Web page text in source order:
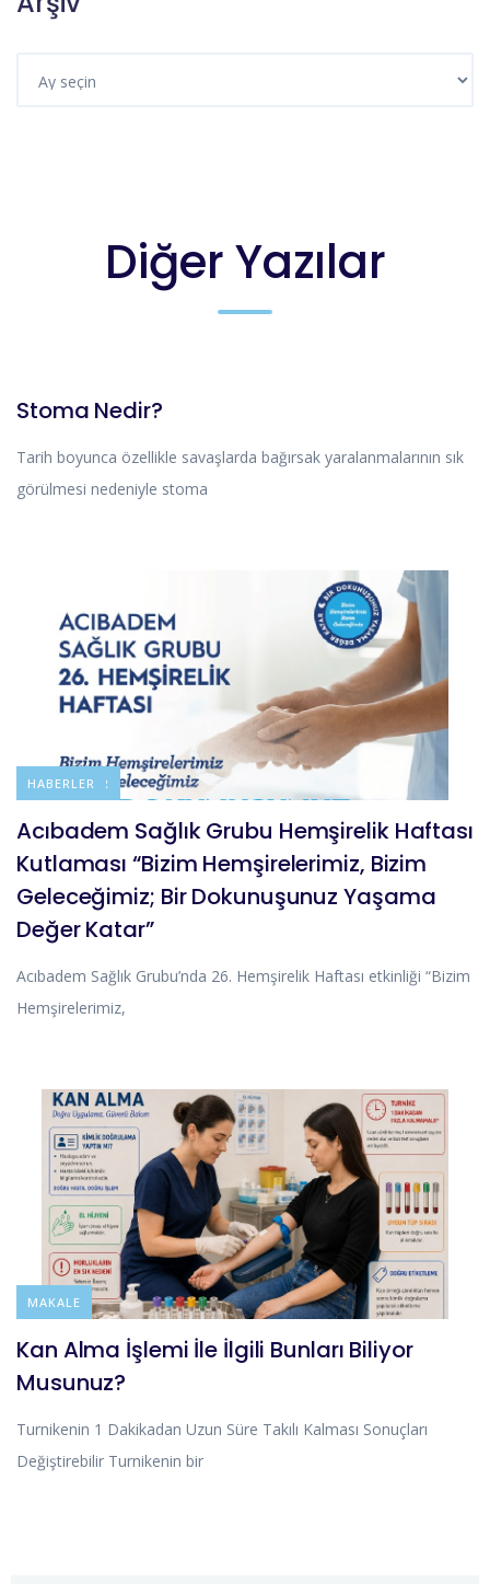
Diğer Yazılar
Stoma Nedir?
Tarih boyunca özellikle savaşlarda bağırsak yaralanmalarının sık
görülmesi nedeniyle stoma
DUYURULAR
HABERLER
Acıbadem Sağlık Grubu Hemşirelik Haftası
Kutlaması “Bizim Hemşirelerimiz, Bizim
Geleceğimiz; Bir Dokunuşunuz Yaşama
Değer Katar”
Acıbadem Sağlık Grubu’nda 26. Hemşirelik Haftası etkinliği “Bizim
Hemşirelerimiz,
BLOG
MAKALE
Kan Alma İşlemi İle İlgili Bunları Biliyor
Musunuz?
Turnikenin 1 Dakikadan Uzun Süre Takılı Kalması Sonuçları
Değiştirebilir Turnikenin bir